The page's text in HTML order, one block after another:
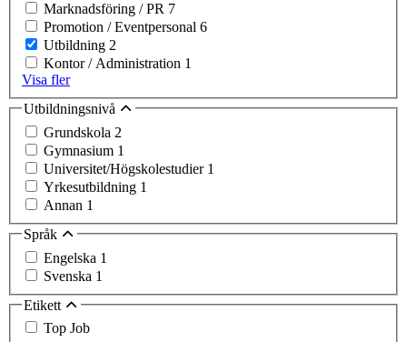
Marknadsföring / PR 7
Promotion / Eventpersonal 6
Utbildning 2
Kontor / Administration 1
Visa fler
Utbildningsnivå
Grundskola 2
Gymnasium 1
Universitet/Högskolestudier 1
Yrkesutbildning 1
Annan 1
Språk
Engelska 1
Svenska 1
Etikett
Top Job